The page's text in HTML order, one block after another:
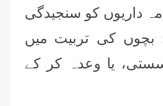
داریوں کو سنجیدگی
بچوں کی تربیت میں
سستی، یا وعدہ کر کے